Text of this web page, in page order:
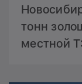
тонн
местной